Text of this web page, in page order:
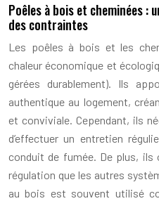
Poêles à bois et cheminées :
des contraintes
Les poêles à bois et les
chaleur économique et
gérées durablement). Ils
authentique au logement,
et conviviale. Cependant, ils
d’effectuer un entretien
conduit de fumée. De plus,
régulation que les autres
au bois est souvent utilisé